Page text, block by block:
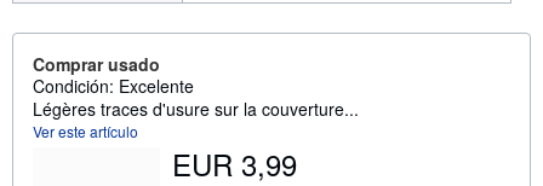
Comprar usado
Condición: Excelente
Légères traces d'usure sur la couverture...
Ver este artículo
EUR 3,99